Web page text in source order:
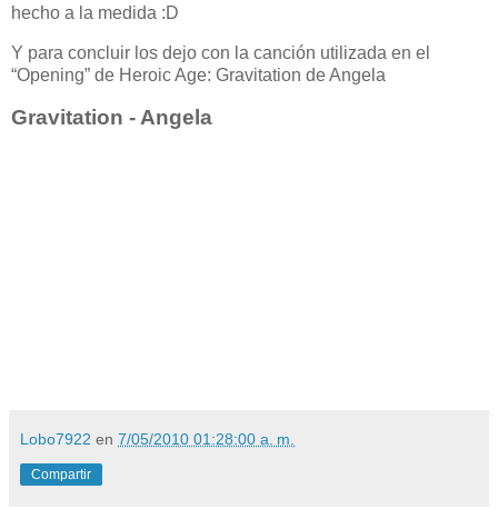
hecho a la medida :D
Y para concluir los dejo con la canción utilizada en el
“Opening” de Heroic Age: Gravitation de Angela
Gravitation - Angela
Lobo7922 en 7/05/2010 01:28:00 a. m.
Compartir